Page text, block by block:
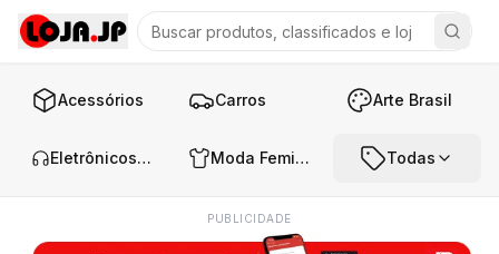
Acessórios Carros Arte Brasil
Eletrônicos e Áudio Moda Feminina Todas
PUBLICIDADE